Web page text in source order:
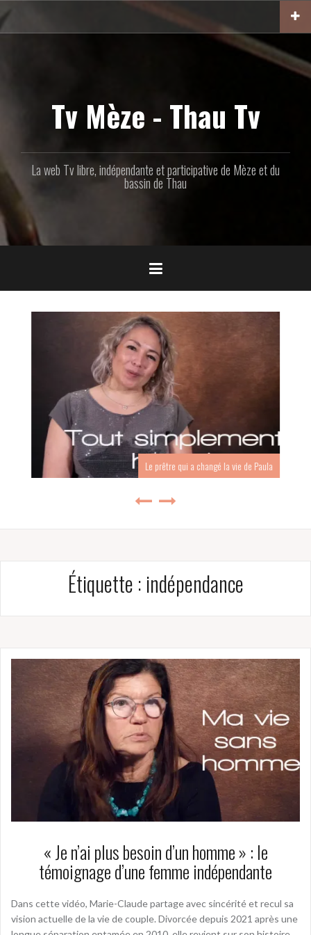
au
contenu
Tv Mèze - Thau Tv
La web Tv libre, indépendante et participative de Mèze et du
bassin de Thau
Le prêtre qui a changé la vie de Paula
Étiquette : indépendance
« Je n’ai plus besoin d’un homme » : le
témoignage d’une femme indépendante
Dans cette vidéo, Marie-Claude partage avec sincérité et recul sa
vision actuelle de la vie de couple. Divorcée depuis 2021 après une